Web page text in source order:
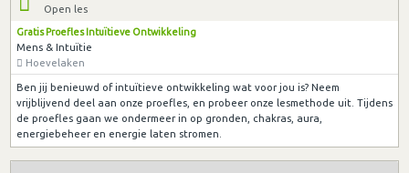
Open les
Gratis Proefles Intuïtieve Ontwikkeling
Mens & Intuïtie
Hoevelaken
Ben jij benieuwd of intuïtieve ontwikkeling wat voor jou is? Neem
vrijblijvend deel aan onze proefles, en probeer onze lesmethode uit. Tijdens
de proefles gaan we ondermeer in op gronden, chakras, aura,
energiebeheer en energie laten stromen.